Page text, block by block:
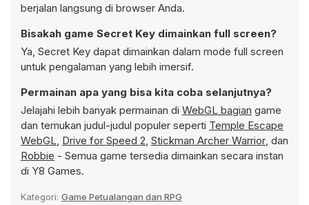
berjalan langsung di browser Anda.
Bisakah game Secret Key dimainkan full screen?
Ya, Secret Key dapat dimainkan dalam mode full screen
untuk pengalaman yang lebih imersif.
Permainan apa yang bisa kita coba selanjutnya?
Jelajahi lebih banyak permainan di WebGL bagian game
dan temukan judul-judul populer seperti Temple Escape
WebGL, Drive for Speed 2, Stickman Archer Warrior, dan
Robbie - Semua game tersedia dimainkan secara instan
di Y8 Games.
Kategori: Game Petualangan dan RPG